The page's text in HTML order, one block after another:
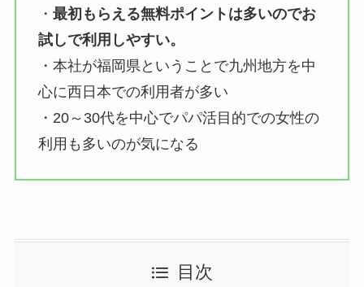
・ 最初もらえる無料ポイントは多いのでお
試しで利用しやすい。
・本社が福岡県ということで九州地方を中
心に西日本での利用者が多い
・20～30代を中心でパパ活目的での女性の
利用も多いのが気になる
目次